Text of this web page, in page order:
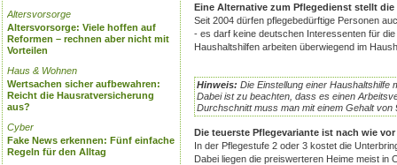
Altersvorsorge
Altersvorsorge: Viele hoffen auf
Reformen – rechnen aber nicht mit
Vorteilen
Haus & Wohnen
Wertsachen sicher aufbewahren:
Reicht die Hausratversicherung
aus?
Cyber
Fake News erkennen: Fünf einfache
Regeln für den Alltag
Eine Alternative zum Pflegedienst stellt
Seit 2004 dürfen pflegebedürftige Personen
- es darf keine deutschen Interessenten für die
Haushaltshilfen arbeiten überwiegend im
Hinweis: Die Einstellung einer Haushaltshilfe
Dabei ist zu beachten, dass es einen
Durchschnitt muss man mit einem Gehalt von
Die teuerste Pflegevariante ist nach wie
In der Pflegestufe 2 oder 3 kostet die
Dabei liegen die preiswerteren Heime meist in